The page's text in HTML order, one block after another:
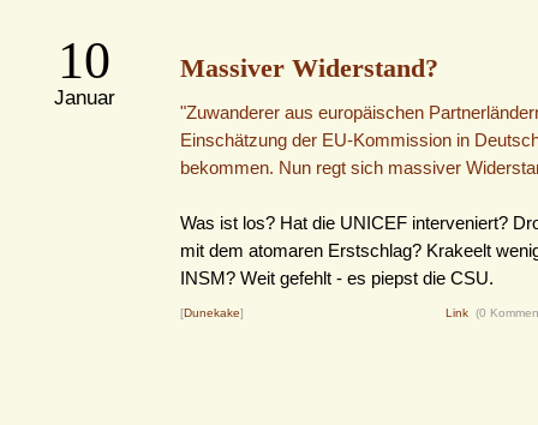
10
Januar
Massiver Widerstand?
"Zuwanderer aus europäischen
Einschätzung der EU-Kommission in
bekommen. Nun regt sich massiver
Was ist los? Hat die UNICEF interveniert?
mit dem atomaren Erstschlag? Krakeelt
INSM? Weit gefehlt - es piepst die CSU.
[Dunekake] Link (0